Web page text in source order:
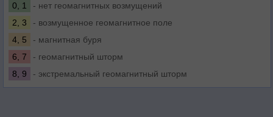
0, 1
- нет геомагнитных возмущений
2, 3
- возмущенное геомагнитное поле
4, 5
- магнитная буря
6, 7
- геомагнитный шторм
8, 9
- экстремальный геомагнитный шторм